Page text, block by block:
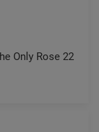
Only Rose 22